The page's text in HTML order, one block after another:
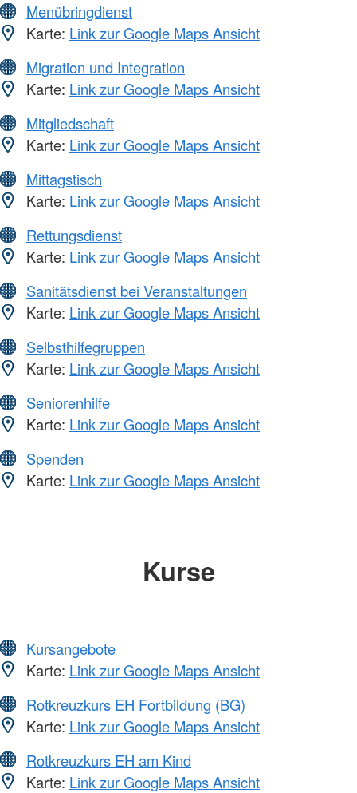
Menübringdienst
Karte: Link zur Google Maps Ansicht
Migration und Integration
Karte: Link zur Google Maps Ansicht
Mitgliedschaft
Karte: Link zur Google Maps Ansicht
Mittagstisch
Karte: Link zur Google Maps Ansicht
Rettungsdienst
Karte: Link zur Google Maps Ansicht
Sanitätsdienst bei Veranstaltungen
Karte: Link zur Google Maps Ansicht
Selbsthilfegruppen
Karte: Link zur Google Maps Ansicht
Seniorenhilfe
Karte: Link zur Google Maps Ansicht
Spenden
Karte: Link zur Google Maps Ansicht
Kurse
Kursangebote
Karte: Link zur Google Maps Ansicht
Rotkreuzkurs EH Fortbildung (BG)
Karte: Link zur Google Maps Ansicht
Rotkreuzkurs EH am Kind
Karte: Link zur Google Maps Ansicht